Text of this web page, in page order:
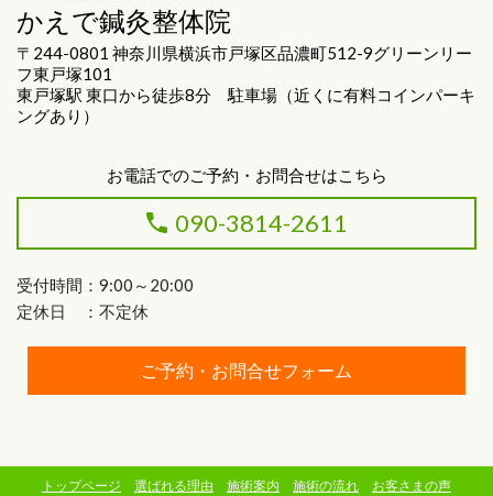
かえで鍼灸整体院
〒244-0801 神奈川県横浜市戸塚区品濃町512-9グリーンリー
フ東戸塚101
東戸塚駅 東口から徒歩8分 駐車場（近くに有料コインパーキ
ングあり）
お電話でのご予約・お問合せはこちら
090-3814-2611
受付時間：9:00～20:00
定休日 ：不定休
ご予約・お問合せフォーム
トップページ 選ばれる理由 施術案内 施術の流れ お客さまの声